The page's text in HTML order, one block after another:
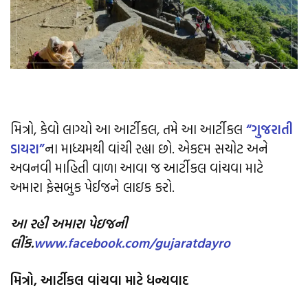
મિત્રો, કેવો લાગ્યો આ આર્ટીકલ, તમે આ આર્ટીકલ “ગુજરાતી
ડાયરા”ના માધ્યમથી વાંચી રહ્યા છો. એકદમ સચોટ અને
અવનવી માહિતી વાળા આવા જ આર્ટીકલ વાંચવા માટે
અમારા ફેસબુક પેઈજને લાઇક કરો.
આ રહી અમારા પેઇજની
લીંક.www.facebook.com/gujaratdayro
મિત્રો,આર્ટીકલ વાંચવા માટે ધન્યવાદ